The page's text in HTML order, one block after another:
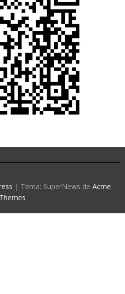
| Tema: SuperNews de Acme
Themes